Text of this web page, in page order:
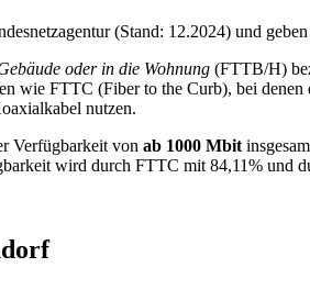
(Stand: 12.2024) und
oder in die Wohnung (FTTB/H)
wie FTTC (Fiber to the Curb), bei
nutzen.
Verfügbarkeit von ab 1000 Mbit
wird durch FTTC mit 84,11% und